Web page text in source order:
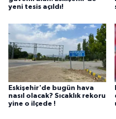
yeni tesis açıldı!
Eskişehir'de bugün hava
nasıl olacak? Sıcaklık rekoru
yine o ilçede !